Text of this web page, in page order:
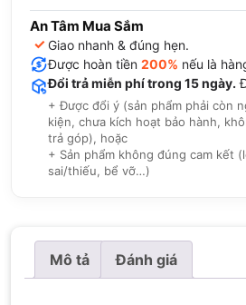
An Tâm Mua Sắm
✓ Giao nhanh & đúng hẹn.
Được hoàn tiền 200% nếu là
Đổi trả miễn phí trong 15 ngày.
+ Được đổi ý (sản phẩm phải còn
kiện, chưa kích hoạt bảo hành,
trả góp), hoặc
+ Sản phẩm không đúng cam kết
sai/thiếu, bể vỡ…)
Mô tả Đánh giá